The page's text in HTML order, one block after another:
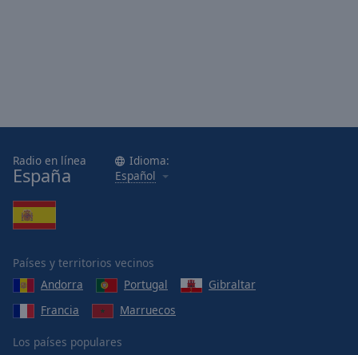
Radio en línea
España
Idioma:
Español
Países y territorios vecinos
Andorra
Portugal
Gibraltar
Francia
Marruecos
Los países populares